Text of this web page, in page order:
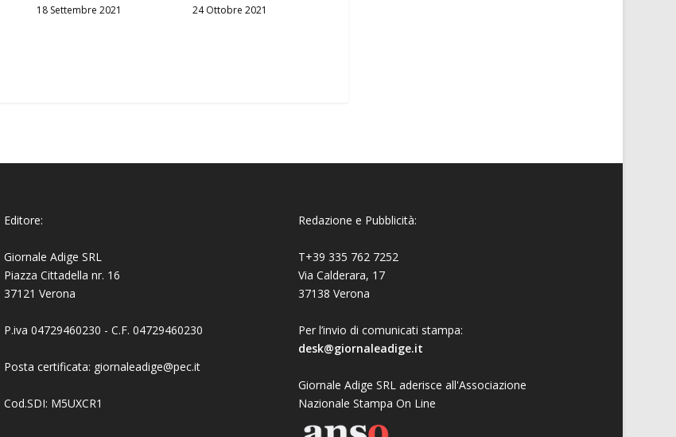
18 Settembre 2021 24 Ottobre 2021
Editore:
Giornale Adige SRL
Piazza Cittadella nr. 16
37121 Verona
P.iva 04729460230 - C.F. 04729460230
Posta certificata: giornaleadige@pec.it
Cod.SDI: M5UXCR1
Redazione e Pubblicità:
T+39 335 762 7252
Via Calderara, 17
37138 Verona
Per l’invio di comunicati stampa:
desk@giornaleadige.it
Giornale Adige SRL aderisce all'Associazione
Nazionale Stampa On Line